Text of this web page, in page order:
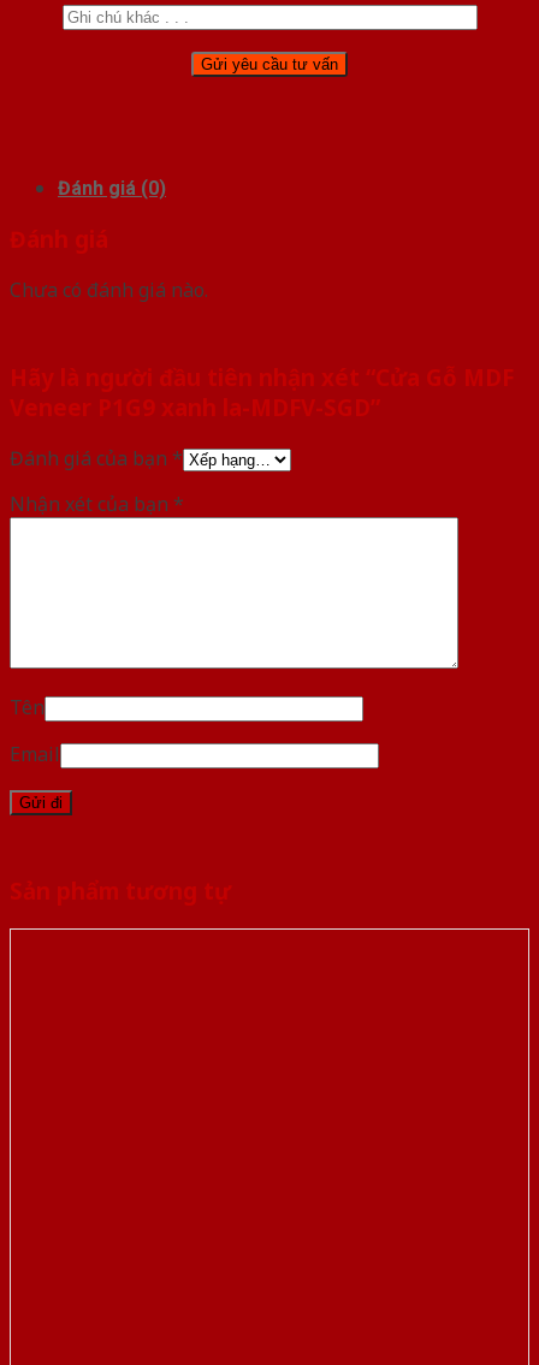
Đánh giá (0)
Đánh giá
Chưa có đánh giá nào.
Hãy là người đầu tiên nhận xét “Cửa Gỗ MDF
Veneer P1G9 xanh la-MDFV-SGD”
Đánh giá của bạn *
Nhận xét của bạn *
Tên
Email
Sản phẩm tương tự